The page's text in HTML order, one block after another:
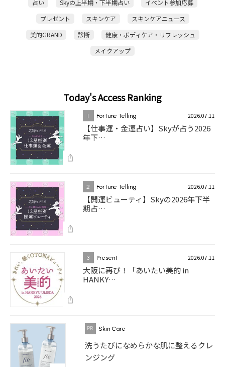
占い Skyの上半期・下半期占い
イベント参加応募
プレゼント
スキンケア
スキンケアニュース
美的GRAND
診断
健康・ボディケア・リフレッシュ
メイクアップ
Today's Access Ranking
1 Fortune Telling 2026.07.11
【仕事運・金運占い】Skyが占う2026
年下…
2 Fortune Telling 2026.07.11
【開運ビューティ】Skyの2026年下半
期占…
3 Present 2026.07.11
大阪に再び！「あいたい美的 in
HANKY…
Skin Care
洗うたびになめらかな肌に整えるクレ
ンジング